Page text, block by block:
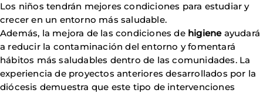
Los niños tendrán mejores condiciones para estudiar y
crecer en un entorno más saludable.
Además, la mejora de las condiciones de higieneayudará
a reducir la contaminación del entorno y fomentará
hábitos más saludables dentro de las comunidades. La
experiencia de proyectos anteriores desarrollados por la
diócesis demuestra que este tipo de intervenciones